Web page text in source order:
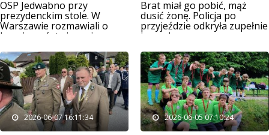
OSP Jedwabno przy
prezydenckim stole. W
Warszawie rozmawiali o
bezpieczeństwie gmin
Brat miał go pobić, mąż
dusić żonę. Policja po
przyjeździe odkryła zupełnie
inny obraz
2026-06-07 16:11:34 2026-06-05 07:10:24